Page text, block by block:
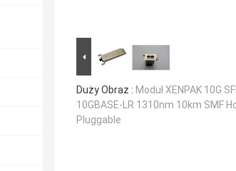
Duży Obraz : Moduł XENPAK 10G
10GBASE-LR 1310nm 10km SMF
Pluggable